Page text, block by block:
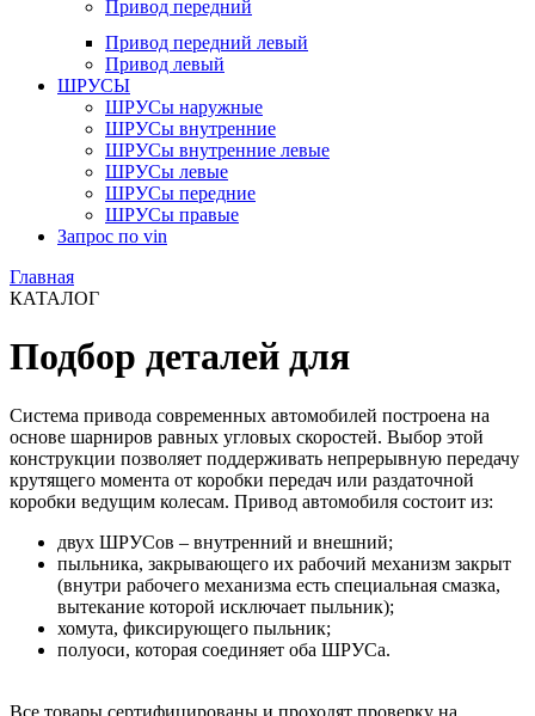
Привод передний
Привод передний левый
Привод левый
ШРУСЫ
ШРУСы наружные
ШРУСы внутренние
ШРУСы внутренние левые
ШРУСы левые
ШРУСы передние
ШРУСы правые
Запрос по vin
Главная
КАТАЛОГ
Подбор деталей для
Система привода современных автомобилей построена на
основе шарниров равных угловых скоростей. Выбор этой
конструкции позволяет поддерживать непрерывную передачу
крутящего момента от коробки передач или раздаточной
коробки ведущим колесам. Привод автомобиля состоит из:
двух ШРУСов – внутренний и внешний;
пыльника, закрывающего их рабочий механизм закрыт
(внутри рабочего механизма есть специальная смазка,
вытекание которой исключает пыльник);
хомута, фиксирующего пыльник;
полуоси, которая соединяет оба ШРУСа.
Все товары сертифицированы и проходят проверку на